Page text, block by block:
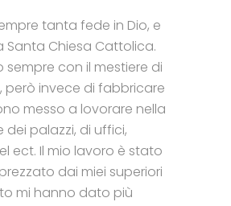
tanta fede in Dio, e
Santa Chiesa Cattolica.
sempre con il mestiere di
però invece di fabbricare
messo a lovorare nella
dei palazzi, di uffici,
ect. Il mio lavoro è stato
dai miei superiori
mi hanno dato più